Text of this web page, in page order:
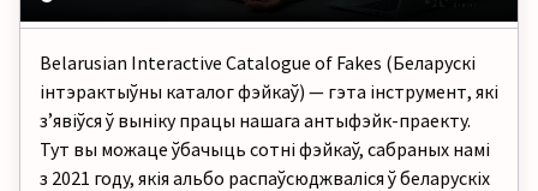
Belarusian Interactive Catalogue of Fakes (Беларускі
інтэрактыўны каталог фэйкаў) — гэта інструмент, які
зʼявіўся ў выніку працы нашага антыфэйк-праекту.
Тут вы можаце ўбачыць сотні фэйкаў, сабраных намі
з 2021 году, якія альбо распаўсюджваліся ў беларускіх